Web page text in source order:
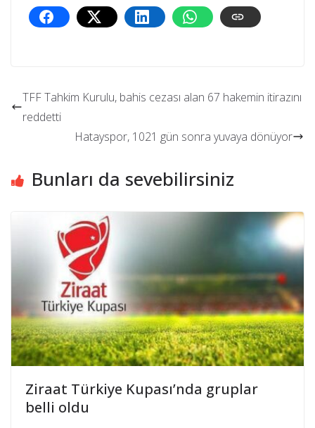
TFF Tahkim Kurulu, bahis cezası alan 67 hakemin itirazını
reddetti
Hatayspor, 1021 gün sonra yuvaya dönüyor
Bunları da sevebilirsiniz
Ziraat Türkiye Kupası’nda gruplar
belli oldu